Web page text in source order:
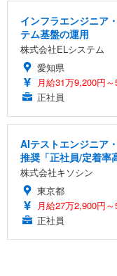
インフラエンジニア
テム基盤の運用
株式会社ELシステム
愛知県
月給31万9,200円
正社員
AIテストエンジニア
推奨「正社員/定着率
株式会社キソシン
東京都
月給27万2,900円
正社員